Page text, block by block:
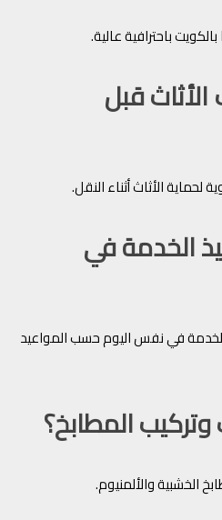
باحترافية عالية.
قبل
الأثاث أثناء النقل.
الخدمة في
في نفس اليوم حسب المواعيد
المطابخ؟
الخشبية والألمنيوم.